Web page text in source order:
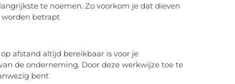
te noemen. Zo voorkom je dat dieven
betrapt
afstand altijd bereikbaar is voor je
de onderneming. Door deze werkwijze toe te
bent